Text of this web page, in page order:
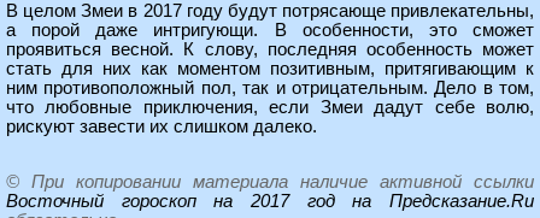
В целом Змеи в 2017 году будут потрясающе привлекательны,
а порой даже интригующи. В особенности, это сможет
проявиться весной. К слову, последняя особенность может
стать для них как моментом позитивным, притягивающим к
ним противоположный пол, так и отрицательным. Дело в том,
что любовные приключения, если Змеи дадут себе волю,
рискуют завести их слишком далеко.
© При копировании материала наличие активной ссылки
Восточный гороскоп на 2017 год на Предсказание.Ru